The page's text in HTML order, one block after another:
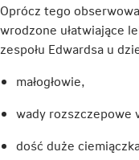
Oprócz tego
wrodzone ułatwiające
zespołu Edwardsa u
małogłowie,
wady rozszczepowe
dość duże